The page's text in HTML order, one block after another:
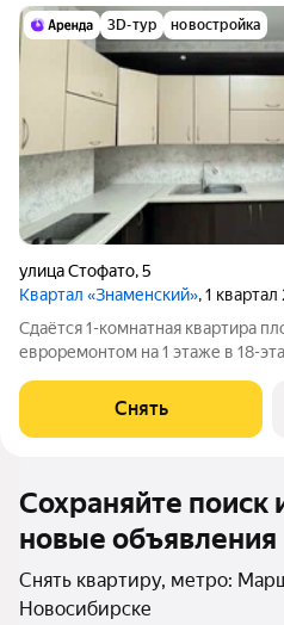
3D-тур новостройка
улица Стофато,5
Квартал «Знаменский», 1
Сдаётся 1-комнатная квартира
евроремонтом на 1 этаже в 18-
Холодильник Микроволновка Пылесос Дом - панельный, окна
выходят во двор. В подъезде 2
Снять
Сохраняйте поиск
новые объявления
Снять квартиру, метро:
Новосибирске